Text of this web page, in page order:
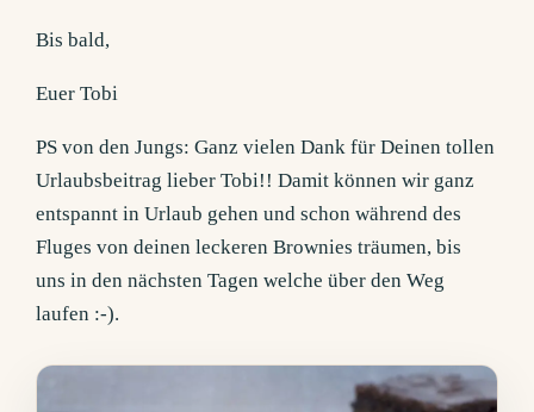
Bis bald,
Euer Tobi
PS von den Jungs: Ganz vielen Dank für Deinen tollen
Urlaubsbeitrag lieber Tobi!! Damit können wir ganz
entspannt in Urlaub gehen und schon während des
Fluges von deinen leckeren Brownies träumen, bis
uns in den nächsten Tagen welche über den Weg
laufen :-).